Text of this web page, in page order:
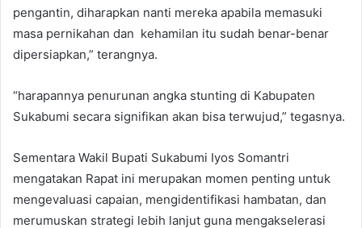
pengantin, diharapkan nanti mereka apabila memasuki
masa pernikahan dan kehamilan itu sudah benar-benar
dipersiapkan,” terangnya.
“harapannya penurunan angka stunting di Kabupaten
Sukabumi secara signifikan akan bisa terwujud,” tegasnya.
Sementara Wakil Bupati Sukabumi Iyos Somantri
mengatakan Rapat ini merupakan momen penting untuk
mengevaluasi capaian, mengidentifikasi hambatan, dan
merumuskan strategi lebih lanjut guna mengakselerasi